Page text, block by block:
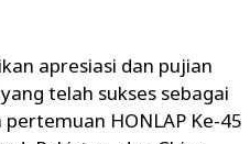
apresiasi dan pujian
telah sukses sebagai
HONLAP Ke-45